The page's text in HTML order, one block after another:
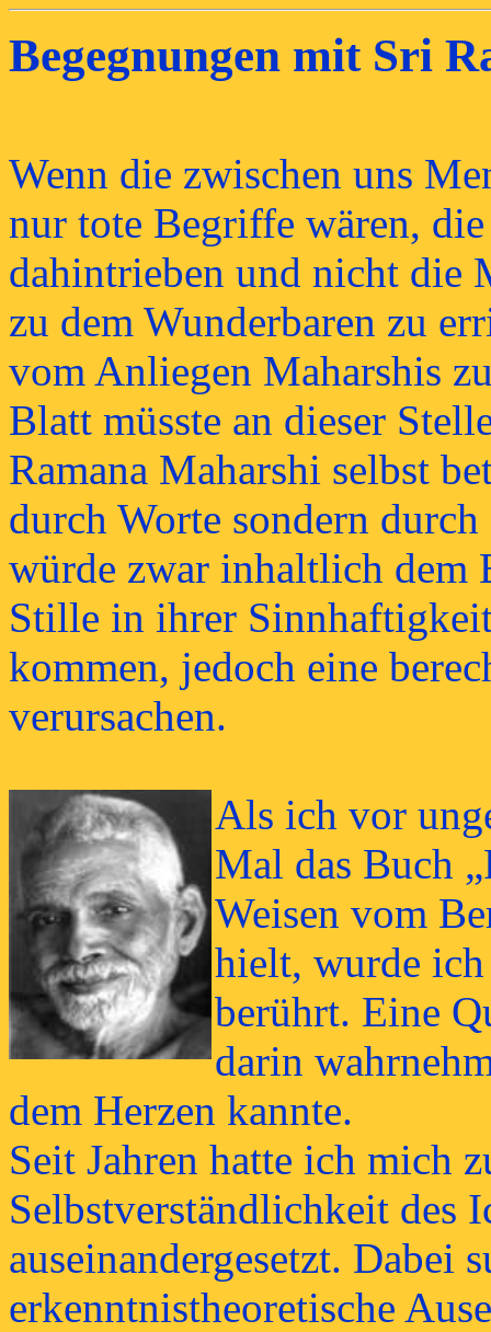
Begegnungen mit Sri
Wenn die zwischen uns
nur tote Begriffe wären,
dahintrieben und nicht die
zu dem Wunderbaren zu
vom Anliegen Maharshis
Blatt müsste an dieser
Ramana Maharshi selbst
durch Worte sondern
würde zwar inhaltlich dem
Stille in ihrer
kommen, jedoch eine
verursachen.
Als ich vor
Mal das Buch
Weisen vom
hielt, wurde
berührt. Eine
darin
dem Herzen kannte.
Seit Jahren hatte ich mich
Selbstverständlichkeit des
auseinandergesetzt. Dabei
erkenntnistheoretische